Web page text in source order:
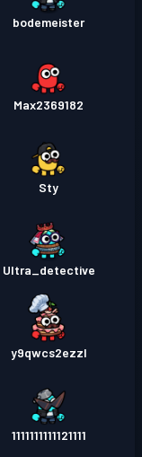
bodemeister
Max2369182
Sty
Ultra_detective
y9qwcs2ezzl
1111111111121111